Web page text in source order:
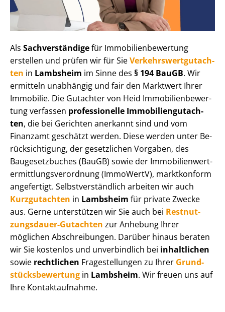
Als Sachverständigefür Im­mo­bi­li­en­be­wer­tung
erstellen und prüfen wir für SieVer­kehrs­wert­gut­ach­
ten in Lambsheim im Sinne des § 194 BauGB. Wir
ermitteln unabhängig und fair den Marktwert Ihrer
Immobilie. Die Gutachter von Heid Im­mo­bi­li­en­be­wer­
tung verfassen professionelle Im­mo­bi­li­en­gut­ach­
ten, die bei Gerichten anerkannt sind und vom
Finanzamt geschätzt werden. Diese werden unter Be­
rück­sich­ti­gung, der gesetzlichen Vorgaben, des
Baugesetzbuches (BauGB) sowie der Im­mo­bi­li­en­wert­
ermitt­lungs­ver­ord­nung (ImmoWertV), marktkonform
angefertigt. Selbst­ver­ständ­lich arbeiten wir auch
Kurzgutachten in Lambsheim für private Zwecke
aus. Gerne unterstützen wir Sie auch bei Rest­nut­
zungs­dau­er-Gutachten zur Anhebung Ihrer
möglichen Abschreibungen. Darüber hinaus beraten
wir Sie kostenlos und unverbindlich bei inhaltlichen
sowie rechtlichen Fragestellungen zu Ihrer Grund­
stücks­be­wer­tung in Lambsheim. Wir freuen uns auf
Ihre Kontaktaufnahme.